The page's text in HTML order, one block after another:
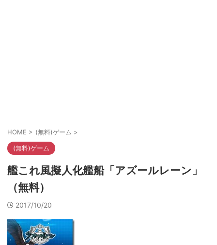
HOME > (無料)ゲーム >
(無料)ゲーム
艦これ風擬人化艦船「アズールレーン」
（無料）
2017/10/20